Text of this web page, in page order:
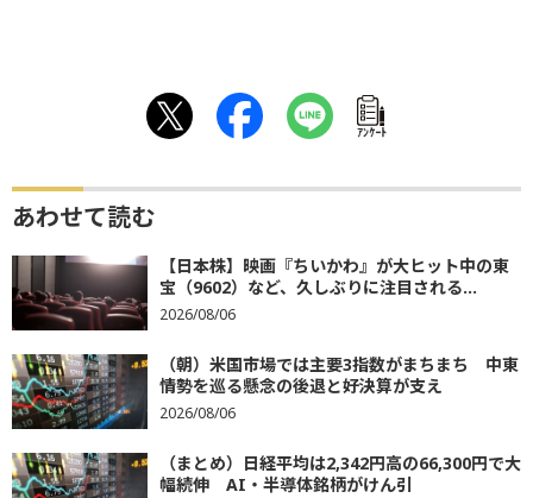
ｱﾝｹｰﾄ
あわせて読む
【日本株】映画『ちいかわ』が大ヒット中の東
宝（9602）など、久しぶりに注目される...
2026/08/06
（朝）米国市場では主要3指数がまちまち 中東
情勢を巡る懸念の後退と好決算が支え
2026/08/06
（まとめ）日経平均は2,342円高の66,300円で大
幅続伸 AI・半導体銘柄がけん引